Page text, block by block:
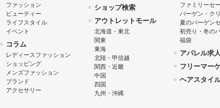
ファッション
ビューティー
ライフスタイル
イベント
コラム
レディースファッション
ショッピング
メンズファッション
ブランド
アクセサリー
ショップ検索
アウトレットモール
北海道・東北
関東
東海
北陸・甲信越
関西・近畿
中国
四国
九州・沖縄
ファミリーセ
バーゲン・ク
夏のバーゲン
初売り・冬の
福袋
アパレル求
フリーマー
ヘアスタイ